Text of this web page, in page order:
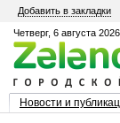
Добавить в закладки
Четверг, 6 августа
Новости и